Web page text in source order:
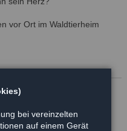
vor Ort im Waldtierheim
bei vereinzelten
auf einem Gerät